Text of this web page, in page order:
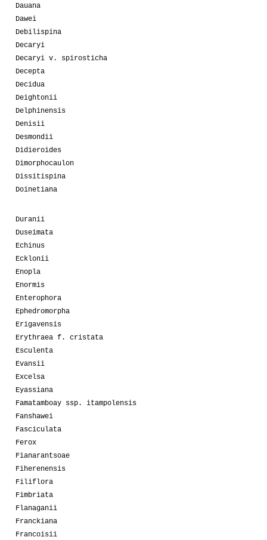
Dauana
Dawei
Debilispina
Decaryi
Decaryi v. spirosticha
Decepta
Decidua
Deightonii
Delphinensis
Denisii
Desmondii
Didieroides
Dimorphocaulon
Dissitispina
Doinetiana
Duranii
Duseimata
Echinus
Ecklonii
Enopla
Enormis
Enterophora
Ephedromorpha
Erigavensis
Erythraea f. cristata
Esculenta
Evansii
Excelsa
Eyassiana
Famatamboay ssp. itampolensis
Fanshawei
Fasciculata
Ferox
Fianarantsoae
Fiherenensis
Filiflora
Fimbriata
Flanaganii
Franckiana
Francoisii